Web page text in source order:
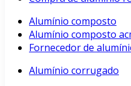
Alumínio composto
Alumínio composto
Fornecedor de
Alumínio corrugado